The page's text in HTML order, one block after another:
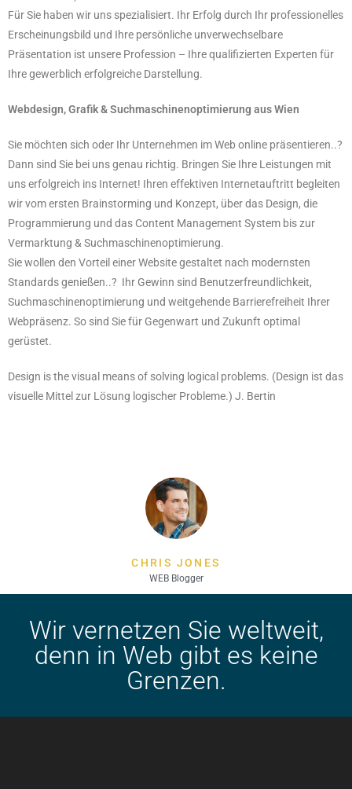
Für Sie haben wir uns ‎spezialisiert. Ihr Erfolg durch Ihr professionelles
Erscheinungsbild und Ihre persönliche ‎unverwechselbare
Präsentation ist unsere Profession – Ihre qualifizierten Experten für
Ihre ‎gewerblich erfolgreiche Darstellung.‎
Webdesign, Grafik & Suchmaschinenoptimierung aus Wien
Sie möchten sich oder Ihr Unternehmen im Web online präsentieren..?
Dann sind Sie bei uns ‎genau richtig. Bringen Sie Ihre Leistungen mit
uns erfolgreich ins Internet!‎ Ihren effektiven Internetauftritt begleiten
wir vom ersten Brainstorming und Konzept, über ‎das Design, die
Programmierung und das Content Management System bis zur
Vermarktung & Suchmaschinenoptimierung.‎
Sie wollen den Vorteil einer Website gestaltet nach modernsten
Standards genießen..? ‎ Ihr Gewinn sind Benutzerfreundlichkeit,
Suchmaschinenoptimierung und weitgehende ‎Barrierefreiheit Ihrer
Webpräsenz. So sind Sie für Gegenwart und Zukunft optimal
gerüstet.‎
Design is the visual means of solving logical problems. (Design ist das
visuelle Mittel zur Lösung logischer Probleme.) J. Bertin
CHRIS JONES
WEB Blogger
Wir vernetzen Sie weltweit,
denn in Web gibt es keine
Grenzen.‎